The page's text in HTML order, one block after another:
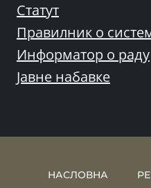
Статут
Правилник о
Информатор о раду
Јавне набавке
НАСЛОВНА